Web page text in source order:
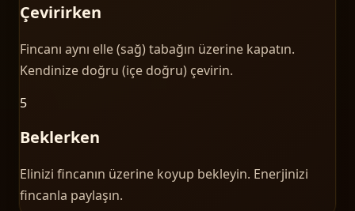
Çevirirken
Fincanı aynı elle (sağ) tabağın üzerine kapatın.
Kendinize doğru (içe doğru) çevirin.
5
Beklerken
Elinizi fincanın üzerine koyup bekleyin. Enerjinizi
fincanla paylaşın.